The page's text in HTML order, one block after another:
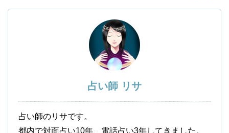
占い師 リサ
占い師のリサです。
都内で対面占い10年、電話占い3年してきました。